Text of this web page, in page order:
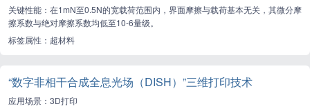
关键性能：在1mN至0.5N的宽载荷范围内，界面摩擦与载荷基本无关，其微分摩
擦系数与绝对摩擦系数均低至10-6量级。
标签属性：超材料
“数字非相干合成全息光场（DISH）”三维打印技术
应用场景：3D打印